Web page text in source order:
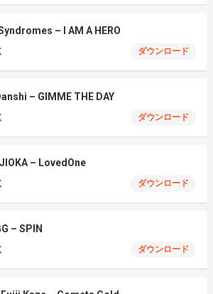
– I AM A HERO
ダウンロード
– GIMME THE DAY
ダウンロード
– LovedOne
ダウンロード
– SPIN
ダウンロード